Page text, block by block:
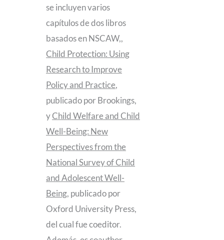
se incluyen varios
capítulos de dos libros
basados en NSCAW,,
Child Protection: Using
Research to Improve
Policy and Practice,
publicado por Brookings,
yChildWelfare and Child
Well-Being: New
Perspectives from the
National Survey of Child
and Adolescent Well-
Being, publicado por
Oxford University Press,
del cual fue coeditor.